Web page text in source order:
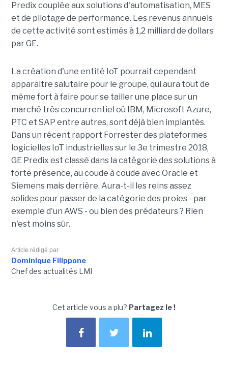
Predix couplée aux solutions d'automatisation, MES
et de pilotage de performance. Les revenus annuels
de cette activité sont estimés à 1,2 milliard de dollars
par GE.
La création d'une entité IoT pourrait cependant
apparaitre salutaire pour le groupe, qui aura tout de
même fort à faire pour se tailler une place sur un
marché très concurrentiel où IBM, Microsoft Azure,
PTC et SAP entre autres, sont déjà bien implantés.
Dans un récent rapport Forrester des plateformes
logicielles IoT industrielles sur le 3e trimestre 2018,
GE Predix est classé dans la catégorie des solutions à
forte présence, au coude à coude avec Oracle et
Siemens mais derrière. Aura-t-il les reins assez
solides pour passer de la catégorie des proies - par
exemple d'un AWS - ou bien des prédateurs ? Rien
n'est moins sûr.
Article rédigé par
Dominique Filippone
Chef des actualités LMI
Cet article vous a plu? Partagez le !